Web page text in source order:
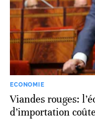
ECONOMIE
Viandes rouges:
d’importation